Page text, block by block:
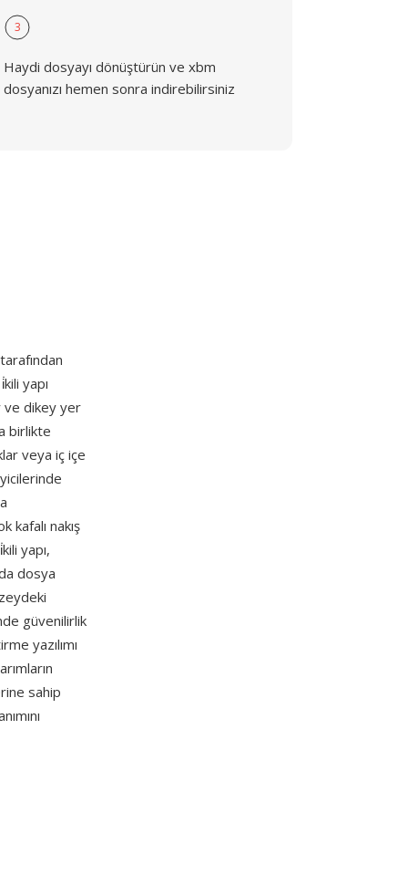
3
Haydi dosyayı dönüştürün ve xbm
dosyanızı hemen sonra indirebilirsiniz
tarafından
yapı
ve dikey yer
birlikte
veya iç içe
kafalı nakış
yapı,
dosya
güvenilirlik
yazılımı
sahip